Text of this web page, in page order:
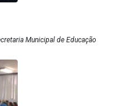
Municipal de Educação